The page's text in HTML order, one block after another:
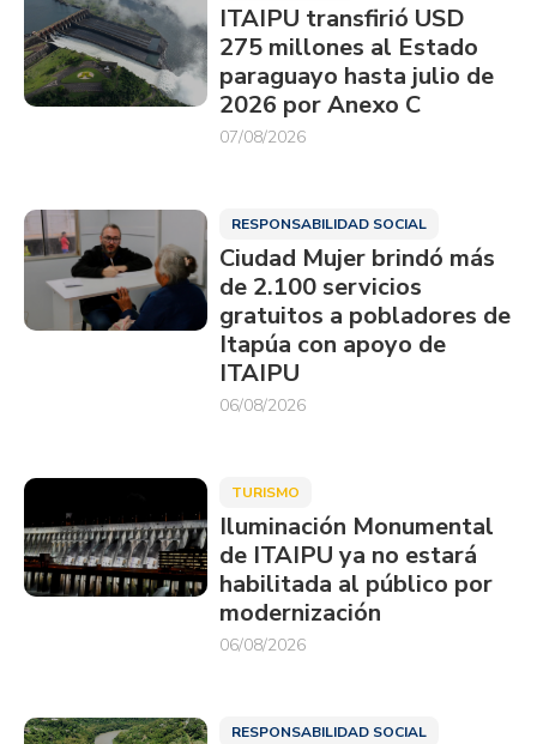
ITAIPU transfirió USD
275 millones al Estado
paraguayo hasta julio de
2026 por Anexo C
07/08/2026
RESPONSABILIDAD SOCIAL
Ciudad Mujer brindó más
de 2.100 servicios
gratuitos a pobladores de
Itapúa con apoyo de
ITAIPU
06/08/2026
TURISMO
Iluminación Monumental
de ITAIPU ya no estará
habilitada al público por
modernización
06/08/2026
RESPONSABILIDAD SOCIAL